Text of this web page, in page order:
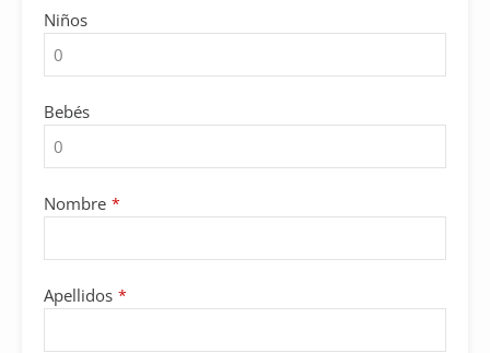
Niños
Bebés
Nombre *
Apellidos *